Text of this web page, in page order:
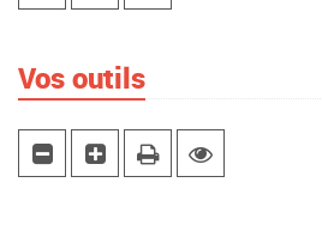
Vos outils